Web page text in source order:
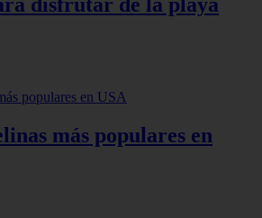
más populares en